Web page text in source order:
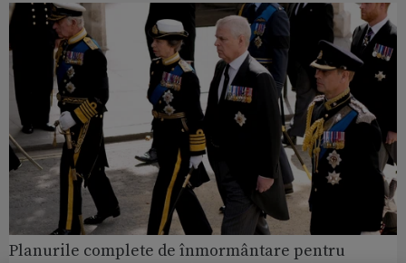
Planurile complete de înmormântare pentru